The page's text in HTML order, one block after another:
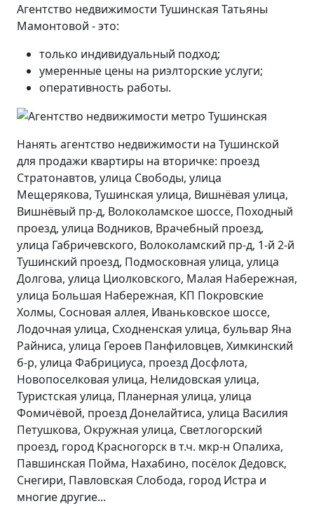
Агентство недвижимости Тушинская Татьяны
Мамонтовой - это:
только индивидуальный подход;
умеренные цены на риэлторские услуги;
оперативность работы.
Нанять агентство недвижимости на Тушинской
для продажи квартиры на вторичке: проезд
Стратонавтов, улица Свободы, улица
Мещерякова, Тушинская улица, Вишнёвая улица,
Вишнёвый пр-д, Волоколамское шоссе, Походный
проезд, улица Водников, Врачебный проезд,
улица Габричевского, Волоколамский пр-д, 1-й 2-й
Тушинский проезд, Подмосковная улица, улица
Долгова, улица Циолковского, Малая Набережная,
улица Большая Набережная, КП Покровские
Холмы, Сосновая аллея, Иваньковское шоссе,
Лодочная улица, Сходненская улица, бульвар Яна
Райниса, улица Героев Панфиловцев, Химкинский
б-р, улица Фабрициуса, проезд Досфлота,
Новопоселковая улица, Нелидовская улица,
Туристская улица, Планерная улица, улица
Фомичёвой, проезд Донелайтиса, улица Василия
Петушкова, Окружная улица, Светлогорский
проезд, город Красногорск в т.ч. мкр-н Опалиха,
Павшинская Пойма, Нахабино, посёлок Дедовск,
Снегири, Павловская Слобода, город Истра и
многие другие...